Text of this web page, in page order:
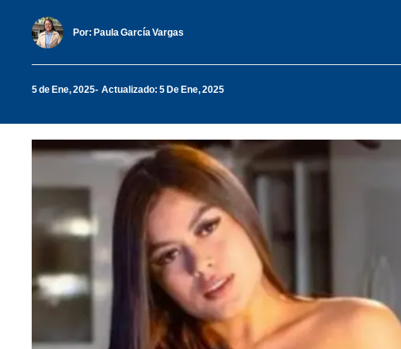
Por: Paula García Vargas
5 de Ene, 2025 Actualizado: 5 De Ene, 2025